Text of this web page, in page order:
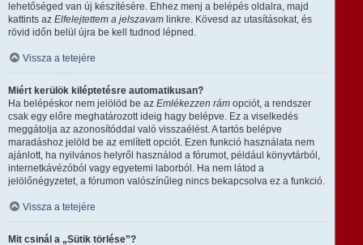
lehetőséged van új készítésére. Ehhez menj a belépés oldalra, majd
kattints az Elfelejtettem a jelszavam linkre. Kövesd az utasításokat, és
rövid időn belül újra be kell tudnod lépned.
Vissza a tetejére
Miért kerülök kiléptetésre automatikusan?
Ha belépéskor nem jelölöd be az Emlékezzen rám opciót, a rendszer
csak egy előre meghatározott ideig hagy belépve. Ez a viselkedés
meggátolja az azonosítóddal való visszaélést. A tartós belépve
maradáshoz jelöld be az említett opciót. Ezen funkció használata nem
ajánlott, ha nyilvános helyről használod a fórumot, például könyvtárból,
internetkávézóból vagy egyetemi laborból. Ha nem látod a
jelölőnégyzetet, a fórumon valószínűleg nincs bekapcsolva ez a funkció.
Vissza a tetejére
Mit csinál a „Sütik törlése”?